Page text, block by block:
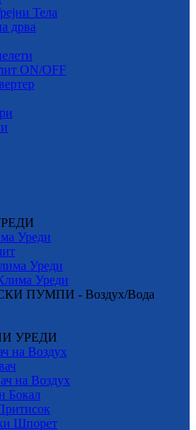
Тела
дрва
ON/OFF
Уреди
Уреди
Уреди
ПУМПИ - Воздух/Вода
УРЕДИ
на Воздух
на Воздух
Бокал
Шпорет